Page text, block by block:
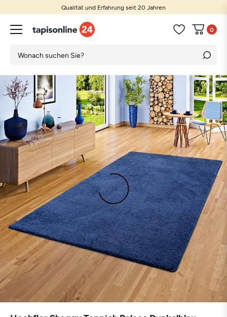
Qualität und Erfahrung seit 20 Jahren
0